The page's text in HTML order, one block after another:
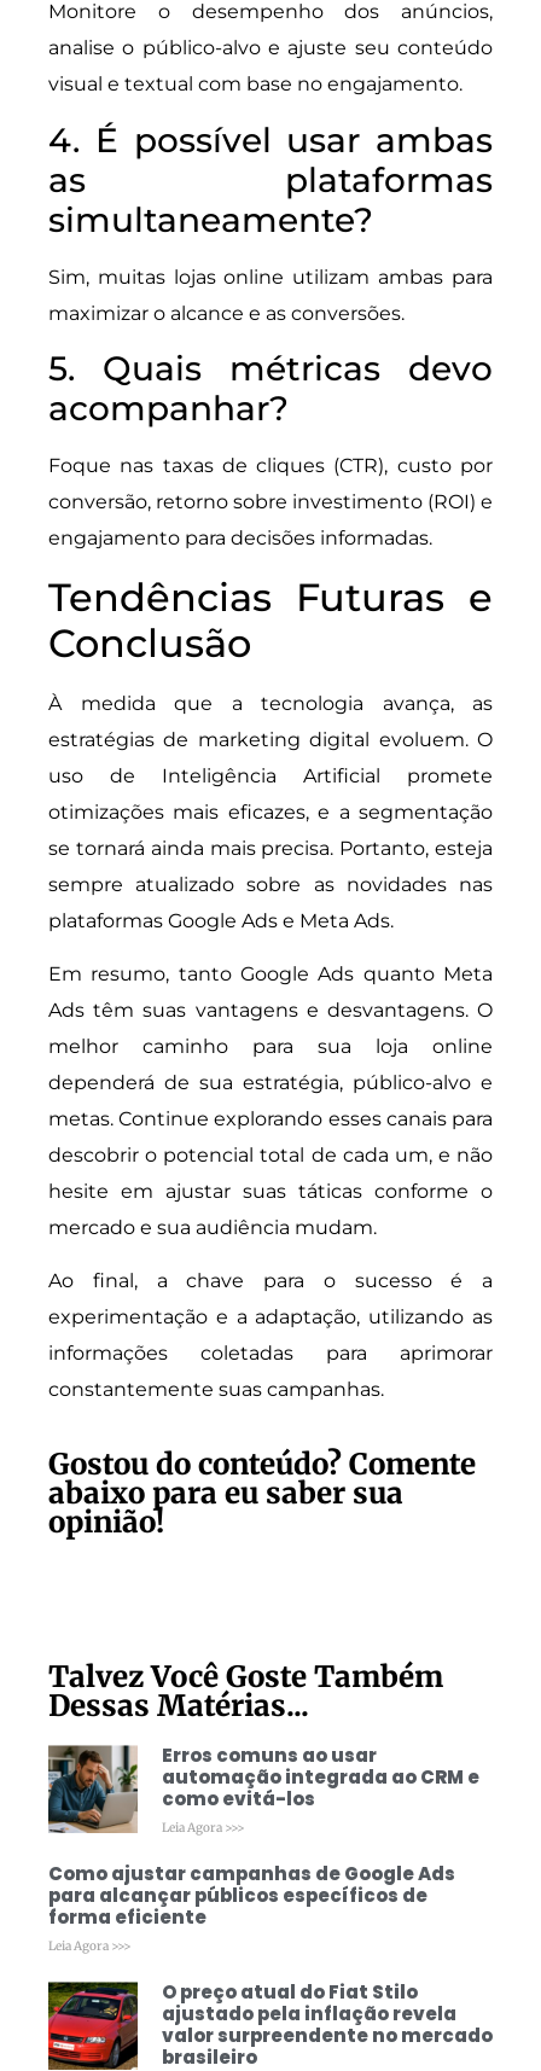
Monitore o desempenho dos anúncios,
analise o público-alvo e ajuste seu conteúdo
visual e textual com base no engajamento.
4. É possível usar ambas
as plataformas
simultaneamente?
Sim, muitas lojas online utilizam ambas para
maximizar o alcance e as conversões.
5. Quais métricas devo
acompanhar?
Foque nas taxas de cliques (CTR), custo por
conversão, retorno sobre investimento (ROI) e
engajamento para decisões informadas.
Tendências Futuras e
Conclusão
À medida que a tecnologia avança, as
estratégias de marketing digital evoluem. O
uso de Inteligência Artificial promete
otimizações mais eficazes, e a segmentação
se tornará ainda mais precisa. Portanto, esteja
sempre atualizado sobre as novidades nas
plataformas Google Ads e Meta Ads.
Em resumo, tanto Google Ads quanto Meta
Ads têm suas vantagens e desvantagens. O
melhor caminho para sua loja online
dependerá de sua estratégia, público-alvo e
metas. Continue explorando esses canais para
descobrir o potencial total de cada um, e não
hesite em ajustar suas táticas conforme o
mercado e sua audiência mudam.
Ao final, a chave para o sucesso é a
experimentação e a adaptação, utilizando as
informações coletadas para aprimorar
constantemente suas campanhas.
Gostou do conteúdo? Comente
abaixo para eu saber sua
opinião!
Talvez Você Goste Também
Dessas Matérias...
Erros comuns ao usar
automação integrada ao CRM e
como evitá-los
Leia Agora >>>
Como ajustar campanhas de Google Ads
para alcançar públicos específicos de
forma eficiente
Leia Agora >>>
O preço atual do Fiat Stilo
ajustado pela inflação revela
valor surpreendente no mercado
brasileiro